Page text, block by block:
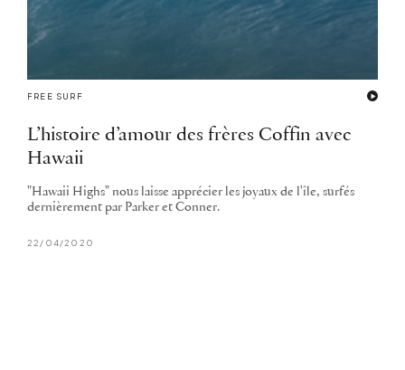
FREE SURF
L’histoire d’amour des frères Coffin avec
Hawaii
"Hawaii Highs" nous laisse apprécier les joyaux de l'île, surfés
dernièrement par Parker et Conner.
22/04/2020